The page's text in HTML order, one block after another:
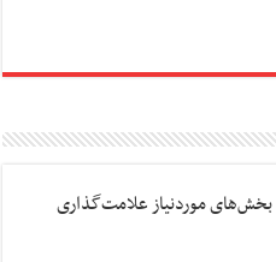
بخش‌های موردنیاز علامت‌گذاری